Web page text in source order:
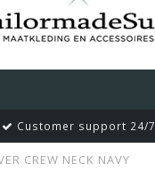
Customer support 24/7
CREW NECK NAVY